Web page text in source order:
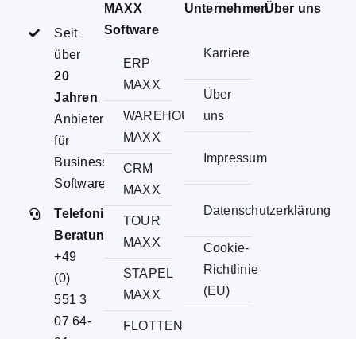
Seit
über
20
Jahren
Anbieter
für
Business
Software
Telefonische
Beratung
+49
(0)
551 3
07 64-
MAXX
Software
ERP
MAXX
WAREHOUSE
MAXX
CRM
MAXX
TOUR
MAXX
STAPEL
MAXX
FLOTTEN
Unternehmen
Karriere
Über
uns
Impressum
Datenschutzerklärung
Cookie-
Richtlinie
(EU)
Über uns